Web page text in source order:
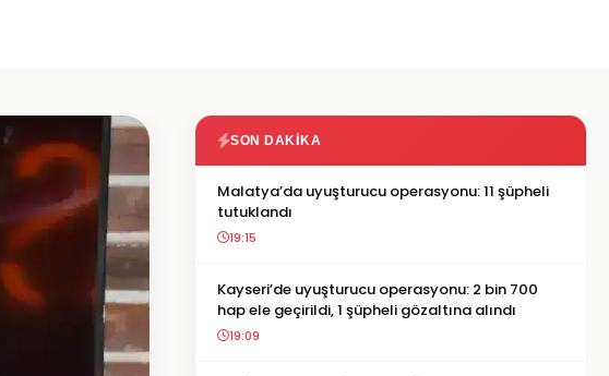
SON DAKIKA
Malatya’da uyuşturucu operasyonu: 11 şüpheli
tutuklandı
19:15
Kayseri’de uyuşturucu operasyonu: 2 bin 700
hap ele geçirildi, 1 şüpheli gözaltına alındı
19:09